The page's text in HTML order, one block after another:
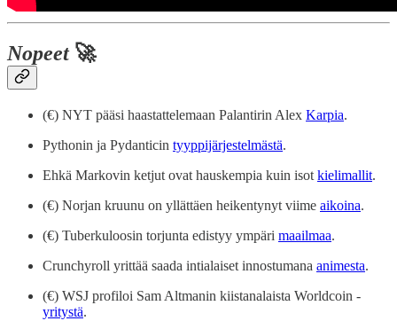
Nopeet🚀
(€) NYT pääsi haastattelemaan Palantirin Alex Karpia.
Pythonin ja Pydanticin tyyppijärjestelmästä.
Ehkä Markovin ketjut ovat hauskempia kuin isot kielimallit.
(€) Norjan kruunu on yllättäen heikentynyt viime aikoina.
(€) Tuberkuloosin torjunta edistyy ympäri maailmaa.
Crunchyroll yrittää saada intialaiset innostumana animesta.
(€) WSJ profiloi Sam Altmanin kiistanalaista Worldcoin -
yritystä.